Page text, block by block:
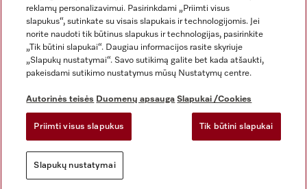
Rekvizitai
Bendrosios sąlygos ir nuostatos
Duomenų apsauga
Naudojimo sąlygos
Miele prieinamumo pareiškimas
Skaitmeninių paslaugų aktas
Slapukų nustatymai
reklamų personalizavimui. Pasirinkdami „Priimti visus
slapukus“, sutinkate su visais slapukais ir technologijomis. Jei
norite naudoti tik būtinus slapukus ir technologijas, pasirinkite
„Tik būtini slapukai“. Daugiau informacijos rasite skyriuje
„Slapukų nustatymai“. Savo sutikimą galite bet kada atšaukti,
pakeisdami sutikimo nustatymus mūsų Nustatymų centre.
Autorinės teisės Duomenų apsauga Slapukai /Cookies
Priimti visus slapukus Tik būtini slapukai
Slapukų nustatymai